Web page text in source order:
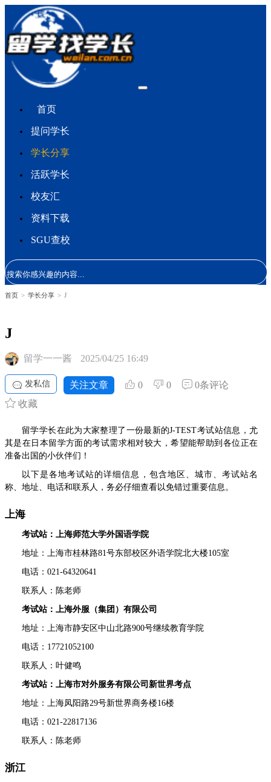
首页
提问学长
学长分享
活跃学长
校友汇
资料下载
SGU查校
首页 > 学长分享 > J
J
留学一一酱 2025/04/25 16:49
发私信 关注文章 0 0
0条评论
收藏
留学学长在此为大家整理了一份最新的J-TEST考试站信息，尤
其是在日本留学方面的考试需求相对较大，希望能帮助到各位正在
准备出国的小伙伴们！
以下是各地考试站的详细信息，包含地区、城市、考试站名
称、地址、电话和联系人，务必仔细查看以免错过重要信息。
上海
考试站：上海师范大学外国语学院
地址：上海市桂林路81号东部校区外语学院北大楼105室
电话：021-64320641
联系人：陈老师
考试站：上海外服（集团）有限公司
地址：上海市静安区中山北路900号继续教育学院
电话：17721052100
联系人：叶健鸣
考试站：上海市对外服务有限公司新世界考点
地址：上海凤阳路29号新世界商务楼16楼
电话：021-22817136
联系人：陈老师
浙江